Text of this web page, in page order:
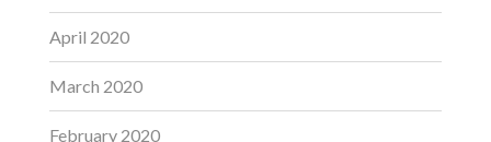
April 2020
March 2020
February 2020